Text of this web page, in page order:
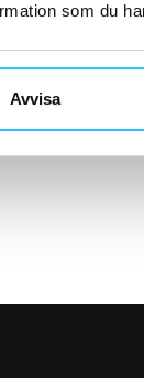
som du
Avvisa